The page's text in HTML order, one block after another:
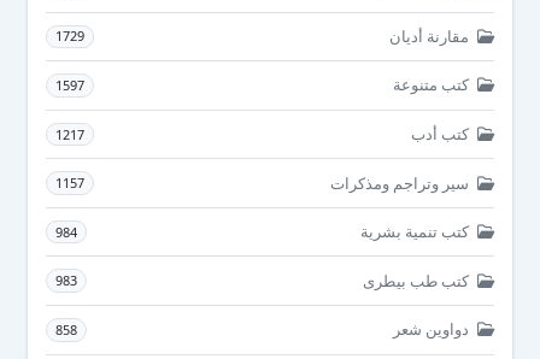
مقارنة أديان 1729
كتب متنوعة 1597
كتب أدب 1217
سير وتراجم ومذكرات 1157
كتب تنمية بشرية 984
كتب طب بيطرى 983
دواوين شعر 858